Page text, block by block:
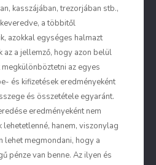
kasszájában, trezorjában stb.,
a többitől
azokkal egységes halmazt
az a jellemző, hogy azon belül
az egyes
és kifizetések eredményeként
és összetétele egyaránt.
eredményeként nem
hanem, viszonylag
lehet megmondani, hogy a
pénze van benne. Az ilyen és